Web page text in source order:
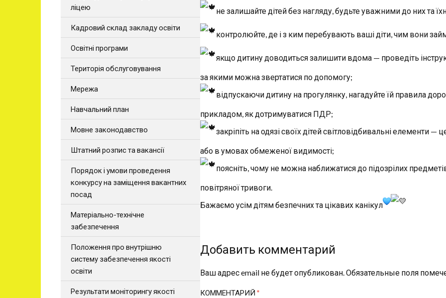
не залишайте дітей без нагляду, будьте уважними до них та
контролюйте, де і з ким перебувають ваші діти, чим вони
якщо дитину доводиться залишити вдома — проведіть
за якими можна звертатися по допомогу;
відпускаючи дитину на прогулянку, нагадуйте їй правила
прикладом, як дотримуватися ПДР;
закріпіть на одязі своїх дітей світловідбивальні елементи —
або в умовах обмеженої видимості;
поясніть, чому не можна наближатися до підозрілих предметів
повітряної тривоги.
Бажаємо усім дітям безпечних та цікавих канікул
Добавить комментарий
Ваш адрес email не будет опубликован.Обязательные поля
КОММЕНТАРИЙ *
ліцею
Кадровий склад закладу освіти
Освітні програми
Територія обслуговування
Мережа
Навчальний план
Мовне законодавство
Штатний розпис та вакансії
Порядок і умови проведення
конкурсу на заміщення вакантних
посад
Матеріально-технічне
забезпечення
Положення про внутрішню
систему забезпечення якості
освіти
Результати моніторингу якості